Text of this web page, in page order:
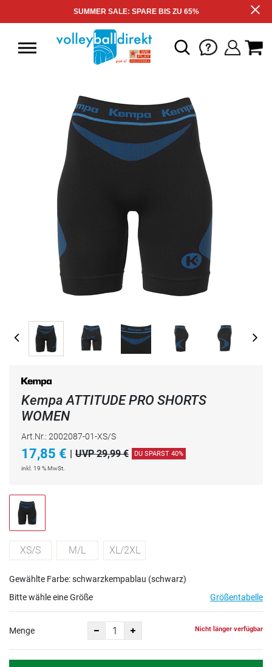
SUMMER SALE: SPARE BIS ZU 65%
Kempa ATTITUDE PRO SHORTS
WOMEN
Art.Nr.: 2002087-01-XS/S
17,85 € | UVP 29,99 € DU SPARST 40%
inkl. 19 % MwSt.
XS/S M/L XL/2XL
Gewählte Farbe: schwarzkempablau (schwarz)
Bitte wähle eine Größe
Größentabelle
Menge Nicht länger verfügbar